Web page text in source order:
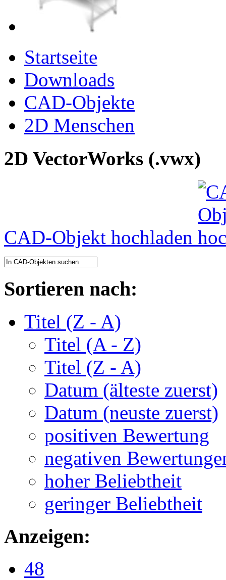
Startseite
Downloads
CAD-Objekte
2D Menschen
2D VectorWorks (.vwx)
CAD-Objekt hochladen
Sortieren nach:
Titel (Z - A)
Titel (A - Z)
Titel (Z - A)
Datum (älteste zuerst)
Datum (neuste zuerst)
positiven Bewertung
negativen
hoher Beliebtheit
geringer Beliebtheit
Anzeigen:
48